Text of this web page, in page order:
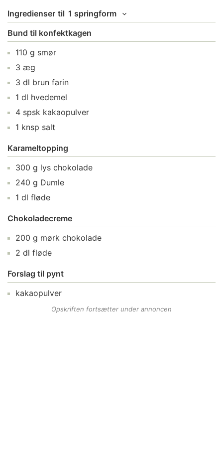
Ingredienser til 1 springform
Bund til konfektkagen
110 g smør
3 æg
3 dl brun farin
1 dl hvedemel
4 spsk kakaopulver
1 knsp salt
Karameltopping
300 g lys chokolade
240 g Dumle
1 dl fløde
Chokoladecreme
200 g mørk chokolade
2 dl fløde
Forslag til pynt
kakaopulver
Opskriften fortsætter under annoncen